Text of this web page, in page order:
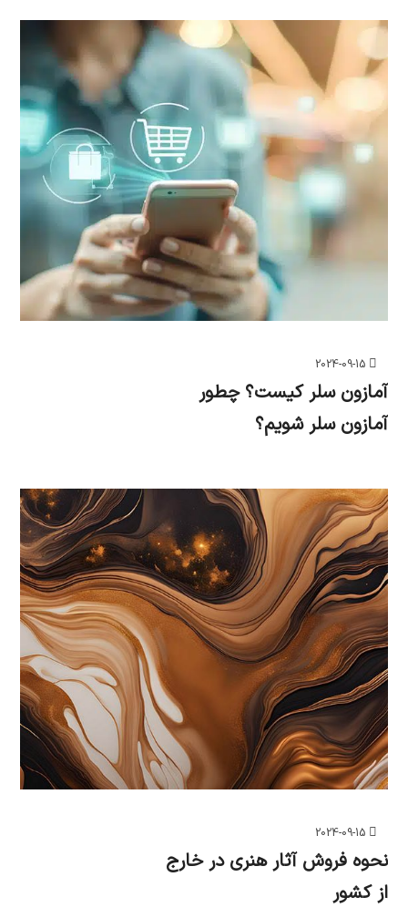
2024-09-15
آمازون سلر کیست؟ چطور
آمازون سلر شویم؟
2024-09-15
نحوه فروش آثار هنری در خارج
از کشور